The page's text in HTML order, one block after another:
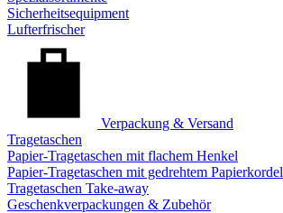
Sicherheitsequipment
Lufterfrischer
Verpackung & Versand
Tragetaschen
Papier-Tragetaschen mit flachem Henkel
Papier-Tragetaschen mit gedrehtem Papierkordel
Tragetaschen Take-away
Geschenkverpackungen & Zubehör